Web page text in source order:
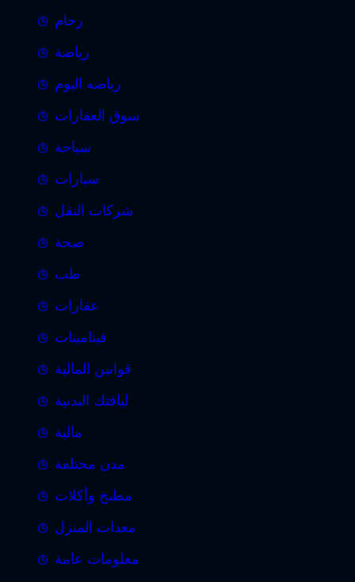
رخام
رياضة
رياضه اليوم
سوق العقارات
سياحة
سيارات
شركات النقل
صحة
طب
عقارات
فيتامينات
قوانين المالية
لياقتك البدنية
مالية
مدن مختلفة
مطبخ وأكلات
معدات المنزل
معلومات عامة